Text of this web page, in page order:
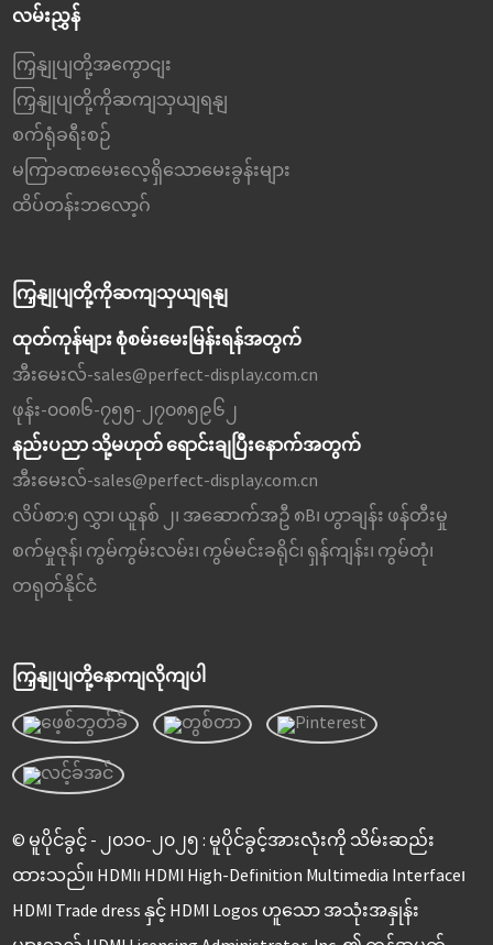
လမ်းညွှန်
ကြှနျုပျတို့အကွောငျး
ကြှနျုပျတို့ကိုဆကျသှယျရနျ
စက်ရုံခရီးစဉ်
မကြာခဏမေးလေ့ရှိသောမေးခွန်းများ
ထိပ်တန်းဘလော့ဂ်
ကြှနျုပျတို့ကိုဆကျသှယျရနျ
ထုတ်ကုန်များ စုံစမ်းမေးမြန်းရန်အတွက်
အီးမေးလ်-sales@perfect-display.com.cn
ဖုန်း-၀၀၈၆-၇၅၅-၂၇၀၈၅၉၆၂
နည်းပညာ သို့မဟုတ် ရောင်းချပြီးနောက်အတွက်
အီးမေးလ်-sales@perfect-display.com.cn
လိပ်စာ:၅ လွှာ၊ ယူနစ် ၂၊ အဆောက်အဦ ၈B၊ ဟွာချန်း ဖန်တီးမှု
စက်မှုဇုန်၊ ကွမ်ကွမ်းလမ်း၊ ကွမ်မင်းခရိုင်၊ ရှန်ကျန်း၊ ကွမ်တုံ၊
တရုတ်နိုင်ငံ
ကြှနျုပျတို့နောကျလိုကျပါ
© မူပိုင်ခွင့် - ၂၀၁၀-၂၀၂၅ : မူပိုင်ခွင့်အားလုံးကို သိမ်းဆည်း
ထားသည်။ HDMI၊ HDMI High-Definition Multimedia Interface၊
HDMI Trade dress နှင့် HDMI Logos ဟူသော အသုံးအနှုန်း